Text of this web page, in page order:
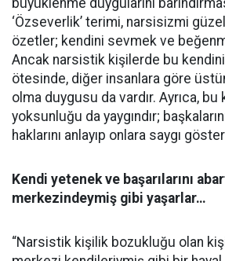
büyüklenme duygularını
‘Özseverlik’ terimi, narsisizmi
özetler; kendini sevmek ve
Ancak narsistik kişilerde bu
ötesinde, diğer insanlara göre
olma duygusu da vardır. Ayrıca,
yoksunluğu da yaygındır;
haklarını anlayıp onlara saygı
Kendi yetenek ve başarılarını
merkezindeymiş gibi yaşarlar…
“Narsistik kişilik bozukluğu olan